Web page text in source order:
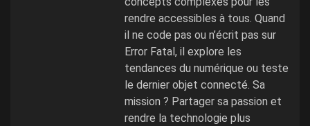
rendre accessibles à tous. Quand
il ne code pas ou n’écrit pas sur
Error Fatal, il explore les
tendances du numérique ou teste
le dernier objet connecté. Sa
mission ? Partager sa passion et
rendre la technologie plus